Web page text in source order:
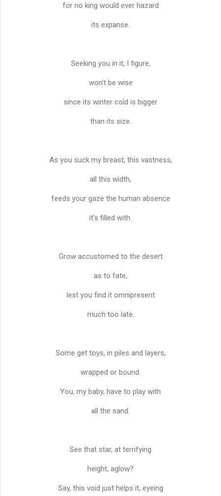
for no king would ever hazard
its expanse.
Seeking you in it, I figure,
won't be wise
since its winter cold is bigger
than its size.
As you suck my breast, this vastness,
all this width,
feeds your gaze the human absence
it's filled with.
Grow accustomed to the desert
as to fate,
lest you find it omnipresent
much too late.
Some get toys, in piles and layers,
wrapped or bound.
You, my baby, have to play with
all the sand.
See that star, at terrifying
height, aglow?
Say, this void just helps it, eyeing